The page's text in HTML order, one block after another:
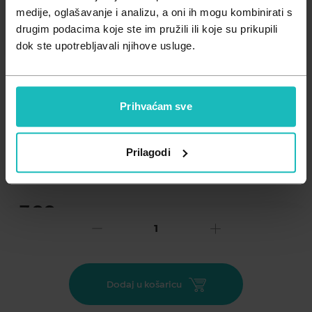
medije, oglašavanje i analizu, a oni ih mogu kombinirati s
drugim podacima koje ste im pružili ili koje su prikupili
dok ste upotrebljavali njihove usluge.
Prihvaćam sve
Prilagodi
Zdravlje muškarca
Zdravlje žene
Minerali
Probiotici i prebiotici
Važna obavijest prema Zakonu o zaštiti potrošača..
7,99
Preporučuje se za uklanjenje izraslina na dijelovima tijela, gdje
izrasline ne predstavljaju samo estetski problem, već mogu
Dodaj u košaricu